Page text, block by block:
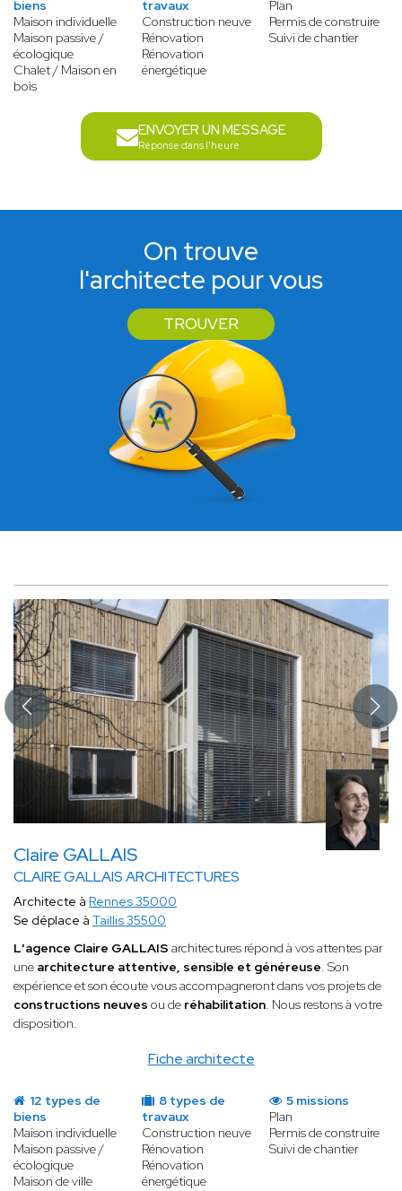
biens
Maison individuelle
Maison passive /
écologique
Chalet / Maison en
bois
travaux
Construction neuve
Rénovation
Rénovation
énergétique
Plan
Permis de construire
Suivi de chantier
ENVOYER UN MESSAGE
Réponse dans l'heure
On trouve
l'architecte pour vous
TROUVER
Claire GALLAIS
CLAIRE GALLAIS ARCHITECTURES
Fiche architecte
Architecte à Rennes 35000
Se déplace à Taillis 35500
L'agence Claire GALLAIS architectures répond à vos attentes par
une architecture attentive, sensible et généreuse. Son
expérience et son écoute vous accompagneront dans vos projets de
constructions neuves ou de réhabilitation. Nous restons à votre
disposition.
12 types de
biens
Maison individuelle
Maison passive /
écologique
Maison de ville
8 types de
travaux
Construction neuve
Rénovation
Rénovation
énergétique
5 missions
Plan
Permis de construire
Suivi de chantier